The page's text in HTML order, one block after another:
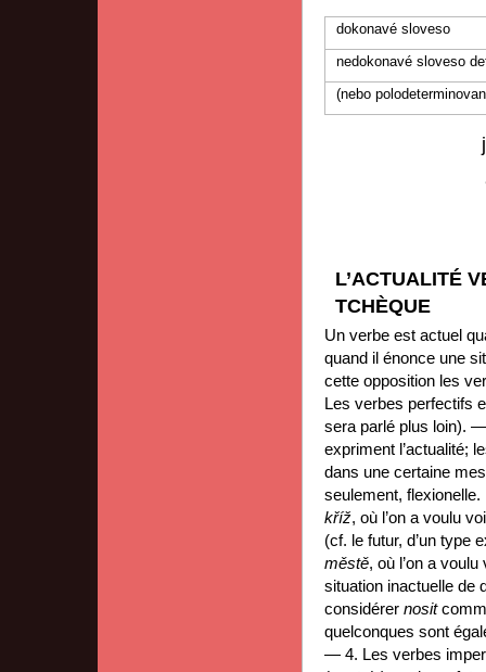
dokonavé sloveso
nedokonavé sloveso
(nebo
L’ACTUALITÉ
TCHÈQUE
Un verbe est actuel
quand il énonce une
cette opposition les
Les verbes perfectifs
sera parlé plus loin).
expriment l’actualité;
dans une certaine
seulement,
kříž, où l’on a voulu
(cf. le futur, d’un type
městě, où l’on a
situation inactuelle de
considérer nosit
quelconques sont
— 4. Les verbes